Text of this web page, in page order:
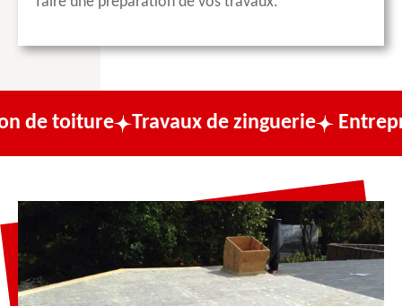
Travaux de zinguerie Entreprise de